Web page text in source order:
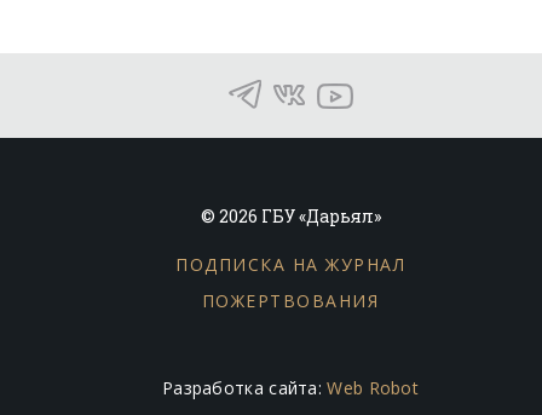
© 2026 ГБУ «Дарьял»
ПОДПИСКА НА ЖУРНАЛ
ПОЖЕРТВОВАНИЯ
Разработка сайта:Web Robot